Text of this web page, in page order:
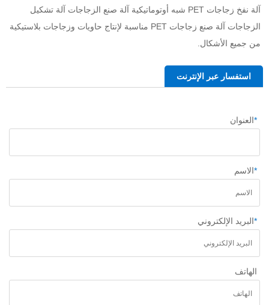
من جميع الأشكال.
استفسار عبر الإنترنت
*العنوان
*الاسم
*البريد الإلكتروني
الهاتف